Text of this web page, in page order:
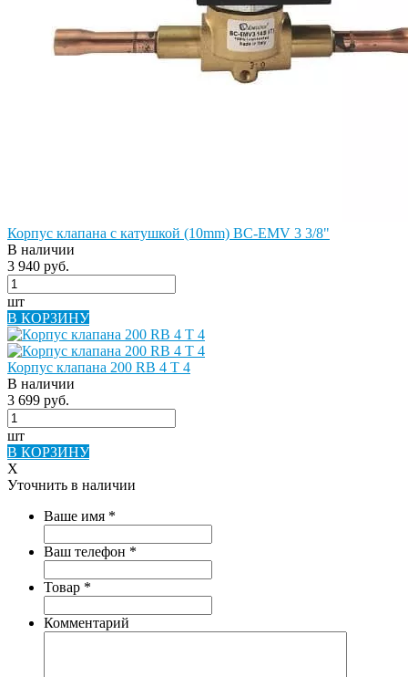
Корпус клапана с катушкой (10mm) BC-EMV 3 3/8"
В наличии
3 940 руб.
шт
В КОРЗИНУ
Корпус клапана 200 RB 4 T 4
В наличии
3 699 руб.
шт
В КОРЗИНУ
X
Уточнить в наличии
Ваше имя *
Ваш телефон *
Товар *
Комментарий